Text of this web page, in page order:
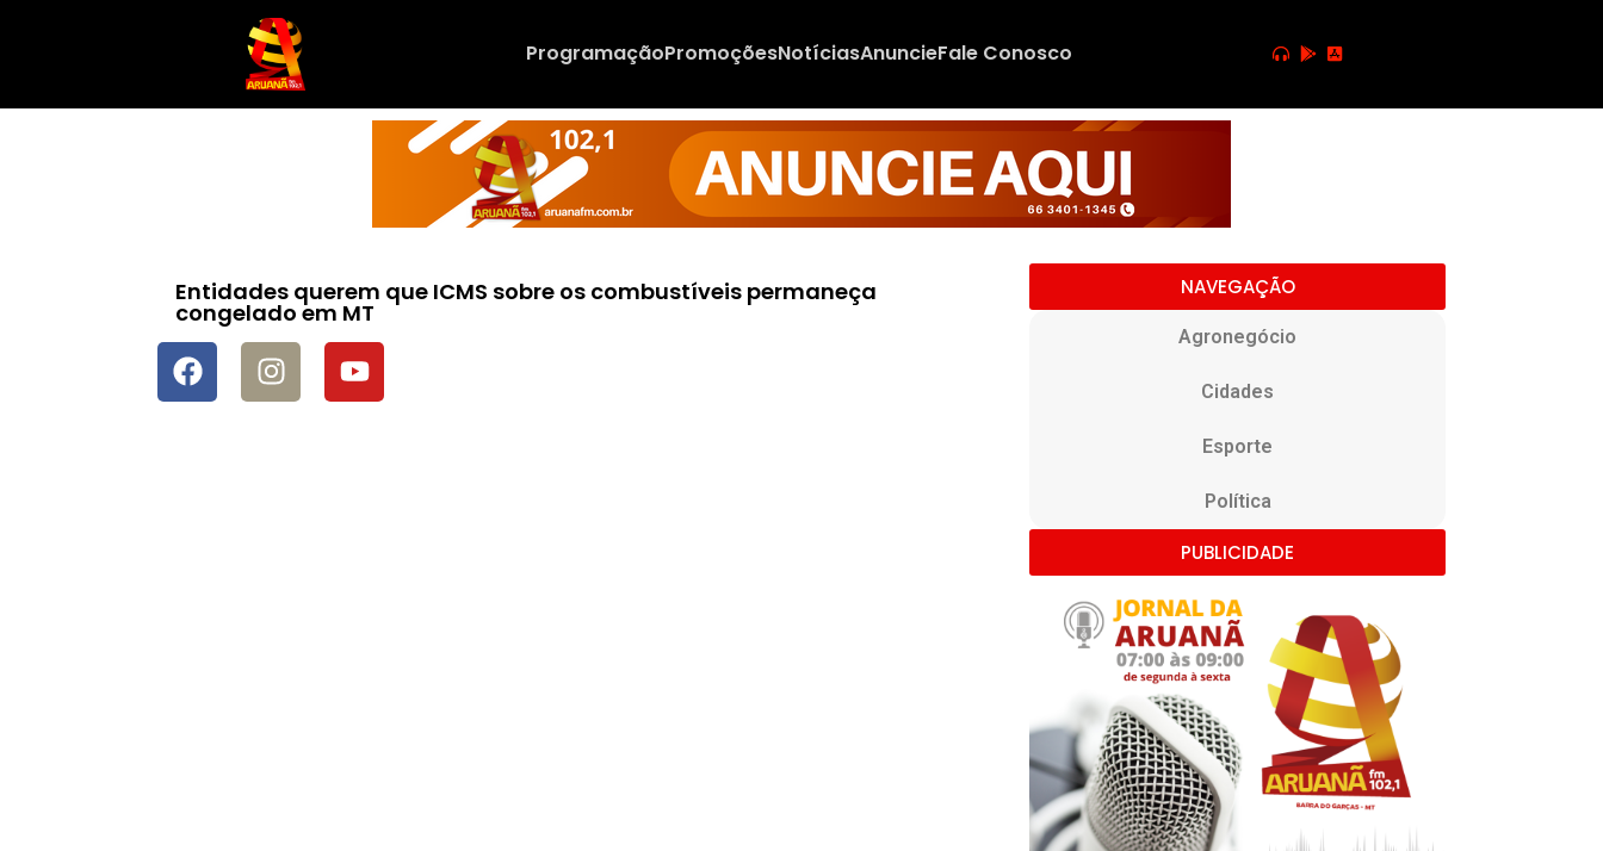
ProgramaçãoPromoçõesNotíciasAnuncieFale Conosco
Entidades querem que ICMS sobre os combustíveis permaneça
congelado em MT
NAVEGAÇÃO
Agronegócio
Cidades
Esporte
Política
PUBLICIDADE